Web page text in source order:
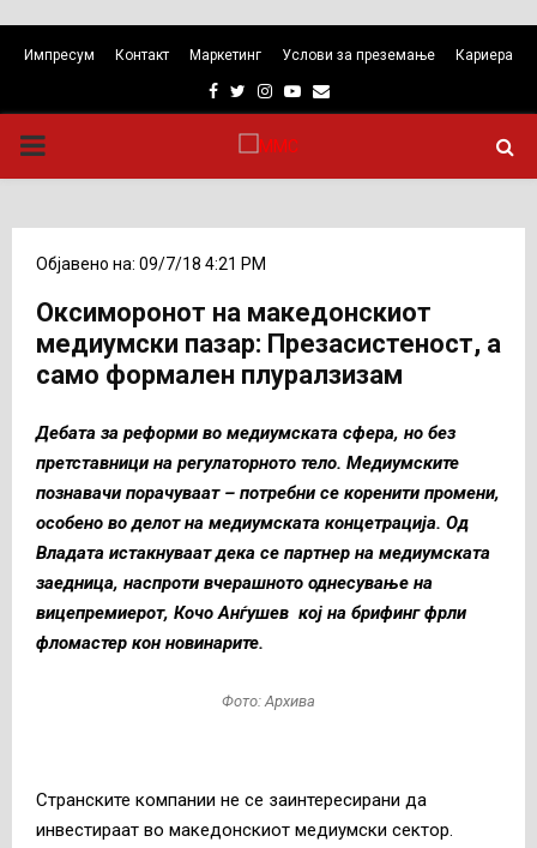
Импресум Контакт Маркетинг Услови за преземање Кариера
Facebook
TwitterInstagram
Youtube
Email
PRIMARY
Објавено на: 09/7/18 4:21 PM
Оксиморонот на македонскиот
медиумски пазар: Презасистеност, а
само формален плуралзизам
Дебата за реформи во медиумската сфера, но без
претставници на регулаторното тело. Медиумските
познавачи порачуваат – потребни се коренити промени,
особено во делот на медиумската концетрација. Од
Владата истакнуваат дека се партнер на медиумската
заедница, наспроти вчерашното однесување на
вицепремиерот, Кочо Анѓушев кој на брифинг фрли
фломастер кон новинарите.
Фото: Архива
Странските компании не се заинтересирани да
инвестираат во македонскиот медиумски сектор.